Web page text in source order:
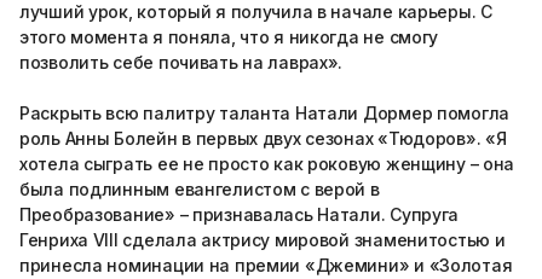
лучший урок, который я получила в начале карьеры. С
этого момента я поняла, что я никогда не смогу
позволить себе почивать на лаврах».
Раскрыть всю палитру таланта Натали Дормер помогла
роль Анны Болейн в первых двух сезонах «Тюдоров». «Я
хотела сыграть ее не просто как роковую женщину – она
была подлинным евангелистом с верой в
Преобразование» – признавалась Натали. Супруга
Генриха VIII сделала актрису мировой знаменитостью и
принесла номинации на премии «Джемини» и «Золотая